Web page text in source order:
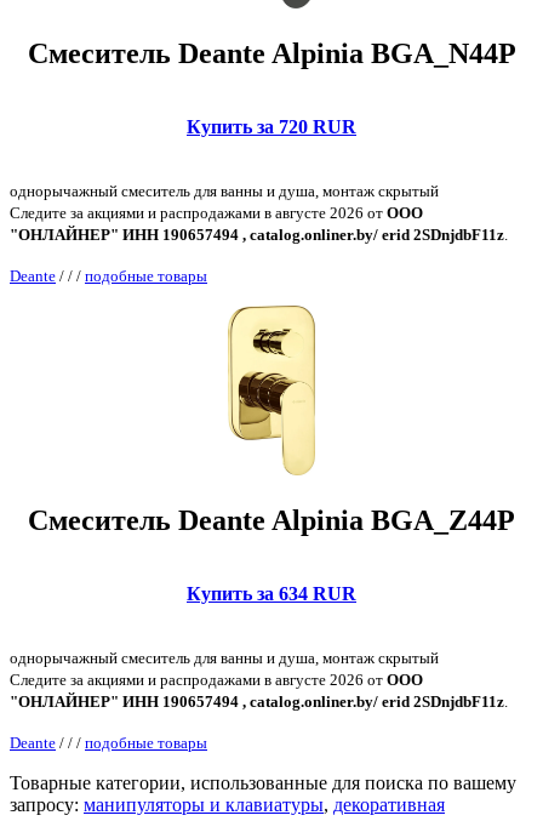
Смеситель Deante Alpinia BGA_N44P
Купить за 720 RUR
однорычажный смеситель для ванны и душа, монтаж скрытый
Следите за акциями и распродажами в августе 2026 от ООО
"ОНЛАЙНЕР" ИНН 190657494 , catalog.onliner.by/ erid 2SDnjdbF11z
Deante / / / подобные товары
Смеситель Deante Alpinia BGA_Z44P
Купить за 634 RUR
однорычажный смеситель для ванны и душа, монтаж скрытый
Следите за акциями и распродажами в августе 2026 от ООО
"ОНЛАЙНЕР" ИНН 190657494 , catalog.onliner.by/ erid 2SDnjdbF11z
Deante / / / подобные товары
Товарные категории, использованные для поиска по вашему
запросу: манипуляторы и клавиатуры, декоративная